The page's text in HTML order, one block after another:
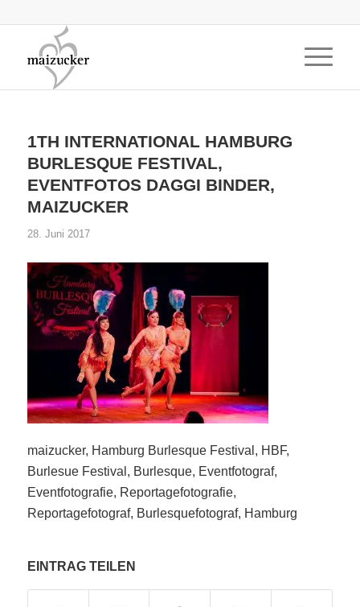
1TH INTERNATIONAL HAMBURG
BURLESQUE FESTIVAL,
EVENTFOTOS DAGGI BINDER,
MAIZUCKER
28. Juni 2017
maizucker, Hamburg Burlesque Festival, HBF,
Burlesue Festival, Burlesque, Eventfotograf,
Eventfotografie, Reportagefotografie,
Reportagefotograf, Burlesquefotograf, Hamburg
EINTRAG TEILEN